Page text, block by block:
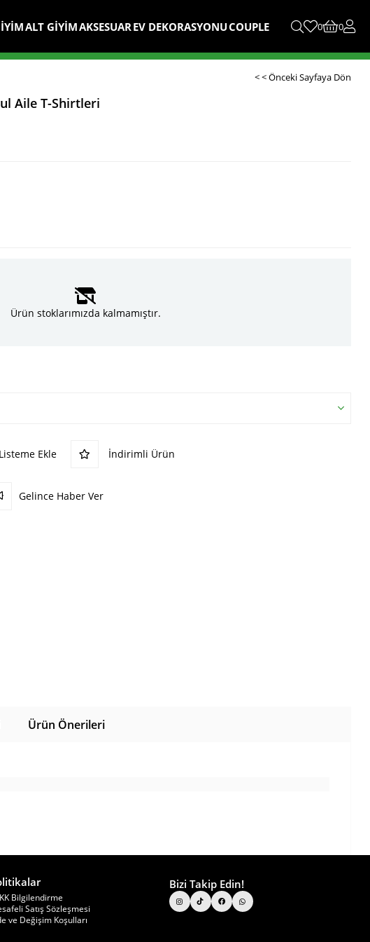
ALT GİYİMAKSESUAR EV DEKORASYONUCOUPLE 0 0
< < Önceki Sayfaya Dön
Aile T-Shirtleri
Ürün stoklarımızda kalmamıştır.
Ekle İndirimli Ürün
Gelince Haber Ver
Ürün Önerileri
Bilgilendirme
Satış Sözleşmesi
ve Değişim Koşulları
Bizi Takip Edin!